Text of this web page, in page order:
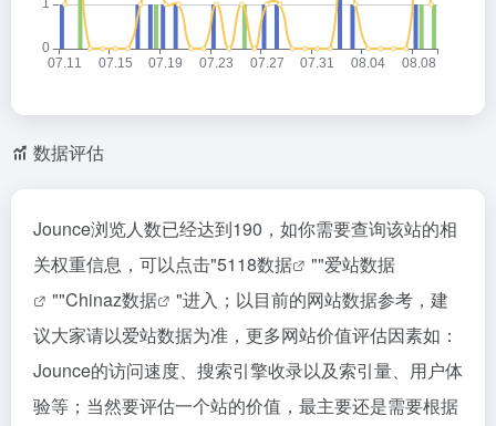
数据评估
Jounce浏览人数已经达到190，如你需要查询该站的相
关权重信息，可以点击"5118数据 ""爱站数据
""Chinaz数据
"进入；以目前的网站数据参考，建
议大家请以爱站数据为准，更多网站价值评估因素如：
Jounce的访问速度、搜索引擎收录以及索引量、用户体
验等；当然要评估一个站的价值，最主要还是需要根据